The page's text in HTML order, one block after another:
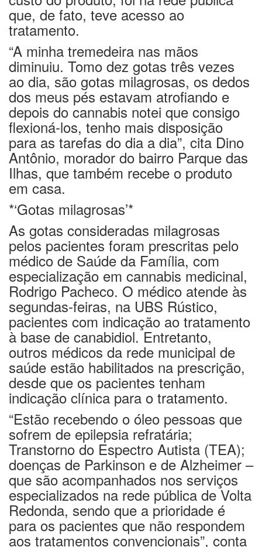
que, de fato, teve acesso ao
tratamento.
“A minha tremedeira nas mãos
diminuiu. Tomo dez gotas três vezes
ao dia, são gotas milagrosas, os dedos
dos meus pés estavam atrofiando e
depois do cannabis notei que consigo
flexioná-los, tenho mais disposição
para as tarefas do dia a dia”, cita Dino
Antônio, morador do bairro Parque das
Ilhas, que também recebe o produto
em casa.
*‘Gotas milagrosas’*
As gotas consideradas milagrosas
pelos pacientes foram prescritas pelo
médico de Saúde da Família, com
especialização em cannabis medicinal,
Rodrigo Pacheco. O médico atende às
segundas-feiras, na UBS Rústico,
pacientes com indicação ao tratamento
à base de canabidiol. Entretanto,
outros médicos da rede municipal de
saúde estão habilitados na prescrição,
desde que os pacientes tenham
indicação clínica para o tratamento.
“Estão recebendo o óleo pessoas que
sofrem de epilepsia refratária;
Transtorno do Espectro Autista (TEA);
doenças de Parkinson e de Alzheimer –
que são acompanhados nos serviços
especializados na rede pública de Volta
Redonda, sendo que a prioridade é
para os pacientes que não respondem
aos tratamentos convencionais”, conta